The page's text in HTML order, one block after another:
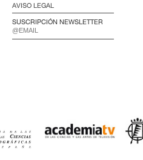
AVISO LEGAL
SUSCRIPCIÓN NEWSLETTER